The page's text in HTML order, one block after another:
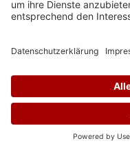
des jeweiligen
als auch Tracking-
verwendeten Online-
enthalten selbst keine
Namen oder E-
bestimmen ob derselbe
geklickt oder sich über